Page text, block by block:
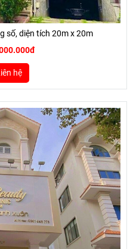
số, diện tích 20m x 20m
hệ